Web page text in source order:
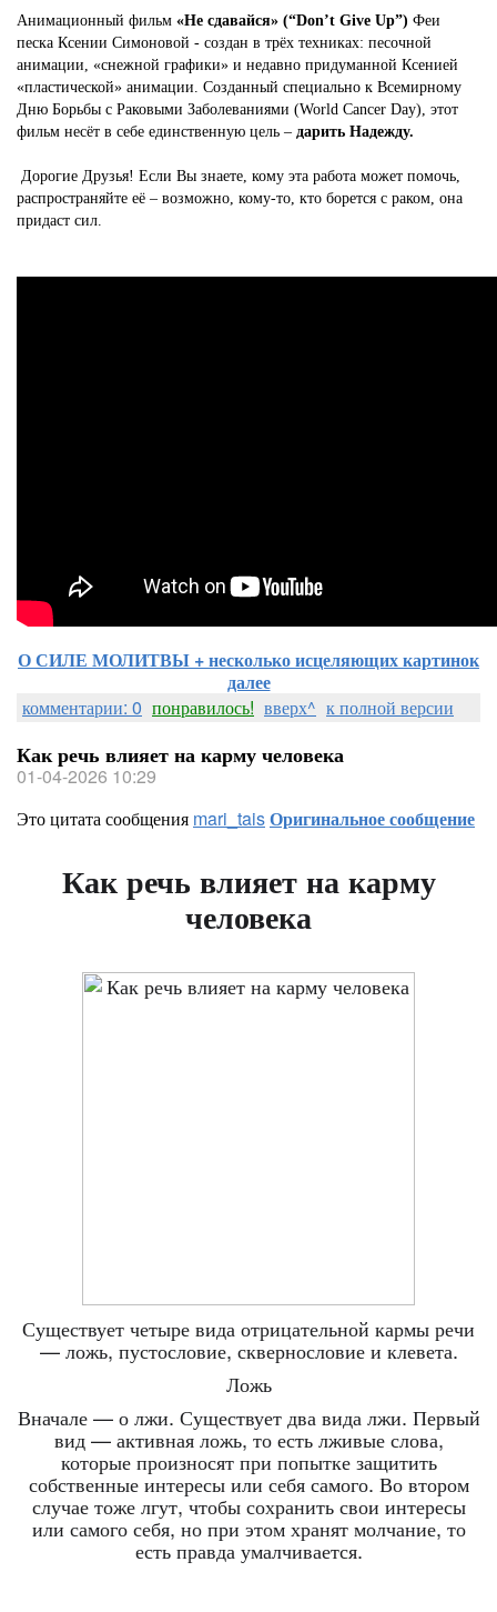
Анимационный фильм «Не сдавайся» (“Don’t Give Up”) Феи
песка Ксении Симоновой - создан в трёх техниках: песочной
анимации, «снежной графики» и недавно придуманной Ксенией
«пластической» анимации. Созданный специально к Всемирному
Дню Борьбы с Раковыми Заболеваниями (World Cancer Day), этот
фильм несёт в себе единственную цель – дарить Надежду.
Дорогие Друзья! Если Вы знаете, кому эта работа может помочь,
распространяйте её – возможно, кому-то, кто борется с раком, она
придаст сил.
О СИЛЕ МОЛИТВЫ + несколько исцеляющих картинок
далее
комментарии: 0 понравилось! вверх^ к полной версии
Как речь влияет на карму человека
01-04-2026 10:29
Это цитата сообщения mari_taisОригинальное сообщение
Как речь влияет на карму
человека
Существует четыре вида отрицательной кармы речи
— ложь, пустословие, сквернословие и клевета.
Ложь
Вначале — о лжи. Существует два вида лжи. Первый
вид — активная ложь, то есть лживые слова,
которые произносят при попытке защитить
собственные интересы или себя самого. Во втором
случае тоже лгут, чтобы сохранить свои интересы
или самого себя, но при этом хранят молчание, то
есть правда умалчивается.